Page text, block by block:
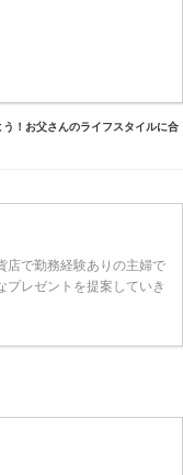
！お父さんのライフスタイルに合
店で勤務経験ありの主婦で
プレゼントを提案していき